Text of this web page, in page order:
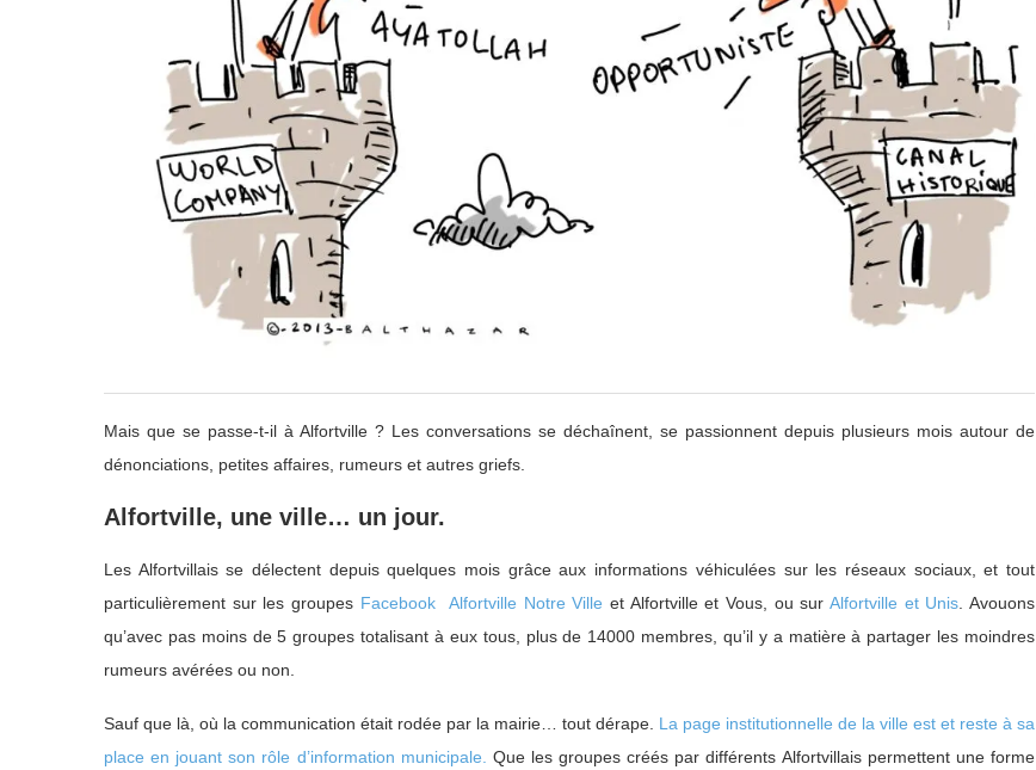
Mais que se passe-t-il à Alfortville ? Les conversations se déchaînent, se passionnent depuis plusieurs mois autour de
dénonciations, petites affaires, rumeurs et autres griefs.
Alfortville, une ville… un jour.
Les Alfortvillais se délectent depuis quelques mois grâce aux informations véhiculées sur les réseaux sociaux, et tout
particulièrement sur les groupes Facebook Alfortville Notre Ville et Alfortville et Vous, ou surAlfortville et Unis . Avouons
qu’avec pas moins de 5 groupes totalisant à eux tous, plus de 14000 membres, qu’il y a matière à partager les moindres
rumeurs avérées ou non.
Sauf que là, où la communication était rodée par la mairie… tout dérape. La page institutionnelle de la ville est et reste à sa
place en jouant son rôle d’information municipale.
Que les groupes créés par différents Alfortvillais permettent une forme